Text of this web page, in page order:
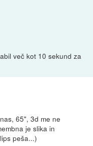
več kot 10 sekund za
65", 3d me ne
je slika in
peša...)